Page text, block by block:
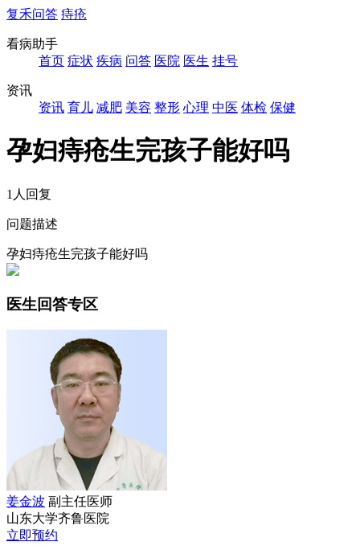
复禾问答 痔疮
看病助手
首页 症状 疾病 问答 医院 医生 挂号
资讯
资讯 育儿 减肥 美容 整形 心理 中医 体检 保健
孕妇痔疮生完孩子能好吗
1人回复
问题描述
孕妇痔疮生完孩子能好吗
医生回答专区
姜金波 副主任医师
山东大学齐鲁医院
立即预约